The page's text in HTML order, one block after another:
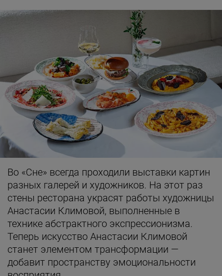
Во «Сне» всегда проходили выставки картин
разных галерей и художников. На этот раз
стены ресторана украсят работы художницы
Анастасии Климовой, выполненные в
технике абстрактного экспрессионизма.
Теперь искусство Анастасии Климовой
станет элементом трансформации —
добавит пространству эмоциональности